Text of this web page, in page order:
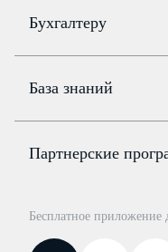
Бухгалтеру
Цены
Бюро
Консультации по учёту и
Курсы повышения
Госпроверки
База знаний
Партнерские
Для самозанятых
Бесплатное приложение